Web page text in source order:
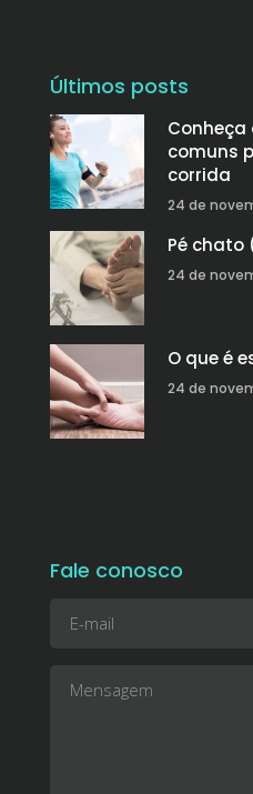
Últimos posts
Conheça
comuns
corrida
24 de
Pé chato
24 de
O que é
24 de
Fale conosco